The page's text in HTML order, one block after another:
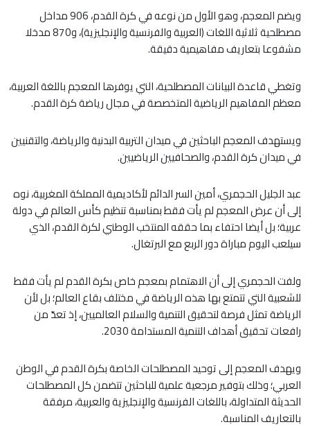
ويضم المعجم، وهو الأول من نوعه في كرة القدم، 906 مداخل
مصطلحية ثلاثية اللغات (العربية والفرنسية والإنجليزية)، و870 مدخلا
مشفوعا بتعاريف مفاهيمية دقيقة.
وتغطي قاعدة البيانات المصطلحية، التي يوفرها المعجم باللغة العربية،
معظم المفاهيم الرياضية المتخصصة في مجال رياضة كرة القدم.
ويستهدف المعجم الباحثين في ميدان التربية البدنية والرياضة، والتقنيين
في ميدان كرة القدم، والصحافيين الرياضيين.
عبد الجليل الحجمري، أمين السر الدائم لأكاديمية المملكة المغربية، نوه
إلى أن عرض المعجم لم يأت فقط بمناسبة تنظيم كأس العالم في دولة
عربية؛ بل أيضا احتفاء بما حققه المنتخب الوطني لكرة القدم، الذي
سيلعب اليوم مباراة دور الربع مع البرتغال.
ولفت الحجمري إلى أن الاهتمام بمعجم خاص بكرة القدم لم يأت فقط
للشعبية التي تتمتع بها هذه الرياضة في مختلف بقاع العالم؛ بل لأن
الرياضة تمثل فرصة لتحقيق التنمية والسلام العالميين، إذ تعدّ من
رافعات تحقيق أهداف التنمية المستدامة 2030.
ويهدف المعجم إلى توحيد المصطلحات الخاصة بكرة القدم في الوطن
العربي؛ وذلك بتوفير مرجعية علمية للباحثين تتضمن كل المصطلحات
الحديثة المتداولة، باللغات الفرنسية والإنجليزية والعربية، مرفقة
بالتعاريف المناسبة.